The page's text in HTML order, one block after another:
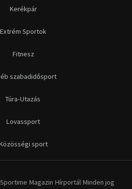
Kerékpár
Extrém Sportok
Fitnesz
szabadidősport
Túra-Utazás
Lovassport
sport
Magazin Hírportál Minden jog